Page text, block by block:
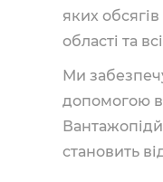
яких обсягів
області та
Ми
допомогою
становить